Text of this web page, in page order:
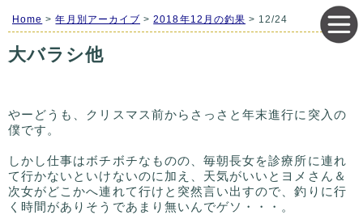
Home >年月別アーカイブ >2018年12月の釣果 > 12/24
大バラシ他
やーどうも、クリスマス前からさっさと年末進行に突入の
僕です。
しかし仕事はボチボチなものの、毎朝長女を診療所に連れ
て行かないといけないのに加え、天気がいいとヨメさん＆
次女がどこかへ連れて行けと突然言い出すので、釣りに行
く時間がありそうであまり無いんでゲソ・・・。